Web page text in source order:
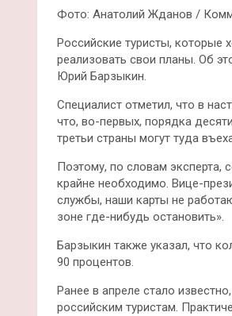
Фото: Анатолий Жданов /
Российские туристы, которые
реализовать свои планы. Об
Юрий Барзыкин.
Специалист отметил, что в
что, во-первых, порядка
третьи страны могут туда
Поэтому, по словам эксперта,
крайне необходимо. Вице-
службы, наши карты не
зоне где-нибудь остановить».
Барзыкин также указал, что
90 процентов.
Ранее в апреле стало
российским туристам.